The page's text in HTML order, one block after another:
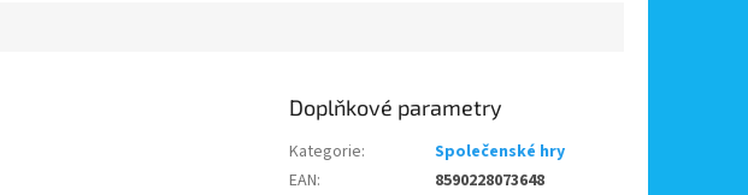
Doplňkové parametry
Kategorie:
Společenské hry
EAN:
8590228073648